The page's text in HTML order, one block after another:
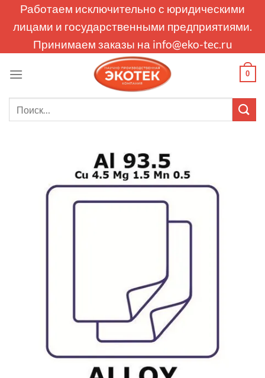
Работаем исключительно с юридическими
лицами и государственными предприятиями.
Принимаем заказы на info@eko-tec.ru
0